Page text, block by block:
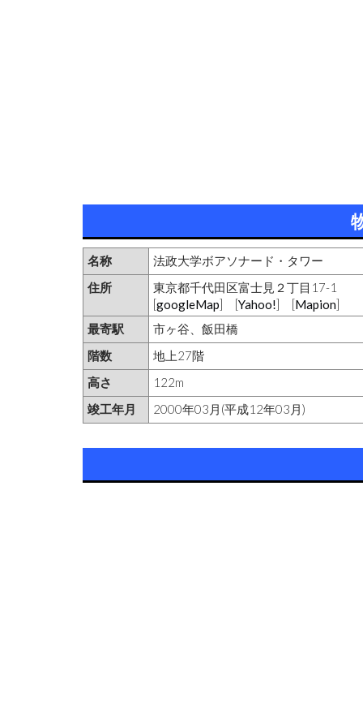
名称
法政大学ボアソナード・タワー
住所
東京都千代田区富士見２丁目17-1
[googleMap] [Yahoo!] [Mapion]
最寄駅
市ヶ谷、飯田橋
階数
地上27階
高さ
122m
竣工年月
2000年03月(平成12年03月)